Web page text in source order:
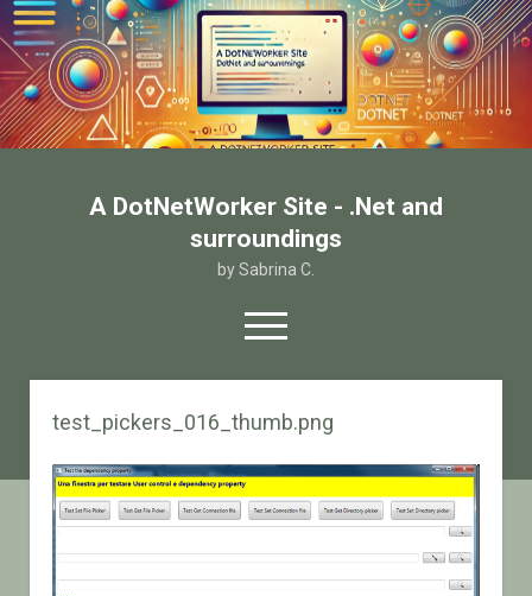
A DotNetWorker Site - .Net and
surroundings
by Sabrina C.
open
menu
twitterfacebook
email-form
Chi sono
Contatto
test_pickers_016_thumb.png